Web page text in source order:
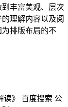
丰富美观、层次
理解内容以及阅
排版布局的不